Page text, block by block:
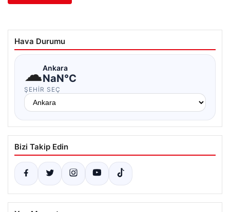
Hava Durumu
☁Ankara
NaN°C
ŞEHIR SEÇ
Bizi Takip Edin